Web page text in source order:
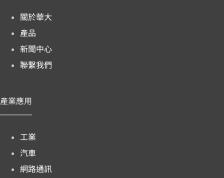
關於華大
產品
新聞中心
聯繫我們
產業應用
工業
汽車
網路通訊